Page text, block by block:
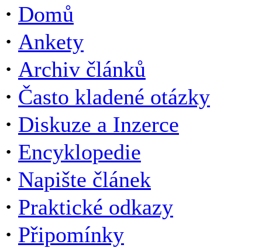
· Domů
· Ankety
· Archiv článků
· Často kladené otázky
· Diskuze a Inzerce
· Encyklopedie
· Napište článek
· Praktické odkazy
· Připomínky